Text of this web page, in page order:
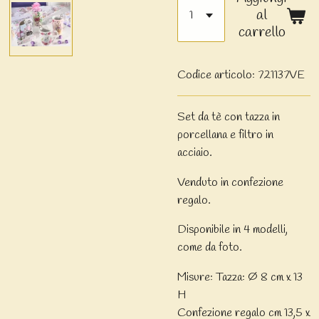
al
carrello
Codice articolo: 721137VE
Set da tè con tazza in
porcellana e filtro in
acciaio.
Venduto in confezione
regalo.
Disponibile in 4 modelli,
come da foto.
Misure: Tazza: Ø 8 cm x 13
H
Confezione regalo cm 13,5 x